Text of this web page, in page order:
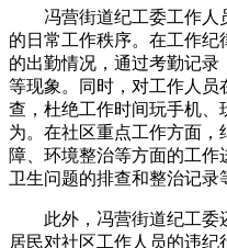
冯营街道纪工委工作人
的日常工作秩序。在工作
的出勤情况，通过考勤记
等现象。同时，对工作人员
查，杜绝工作时间玩手机
为。在社区重点工作方面
障、环境整治等方面的工
卫生问题的排查和整治记录
此外，冯营街道纪工委
居民对社区工作人员的违